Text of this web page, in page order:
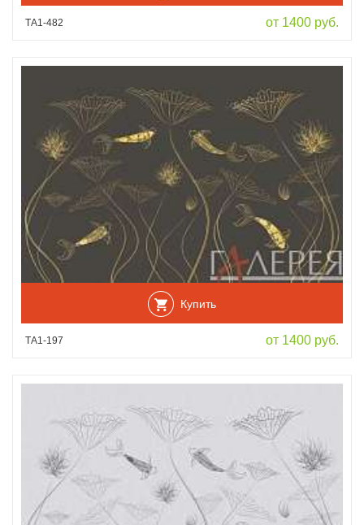
ТА1-482 от 1400 руб.
Купить
ТА1-197 от 1400 руб.